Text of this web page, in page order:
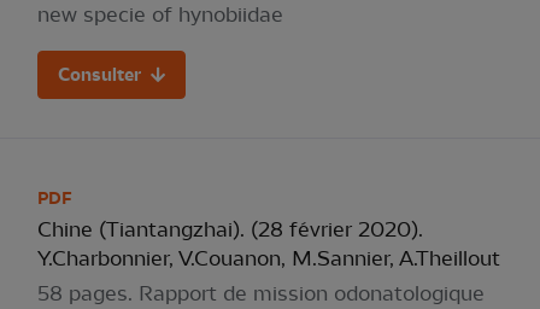
new specie of hynobiidae
Consulter
PDF
Chine (Tiantangzhai). (28 février 2020).
Y.Charbonnier, V.Couanon, M.Sannier, A.Theillout
58 pages. Rapport de mission odonatologique